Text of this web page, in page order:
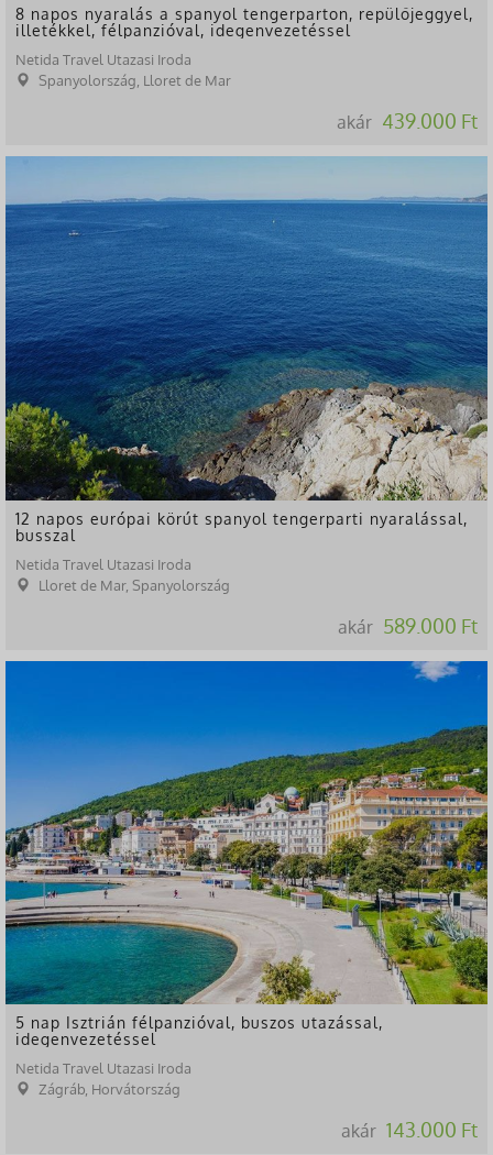
8 napos nyaralás a spanyol tengerparton, repülőjeggyel,
illetékkel, félpanzióval, idegenvezetéssel
Netida Travel Utazasi Iroda
Spanyolország, Lloret de Mar
akár 439.000 Ft
12 napos európai körút spanyol tengerparti nyaralással,
busszal
Netida Travel Utazasi Iroda
Lloret de Mar, Spanyolország
akár 589.000 Ft
5 nap Isztrián félpanzióval, buszos utazással,
idegenvezetéssel
Netida Travel Utazasi Iroda
Zágráb, Horvátország
akár 143.000 Ft